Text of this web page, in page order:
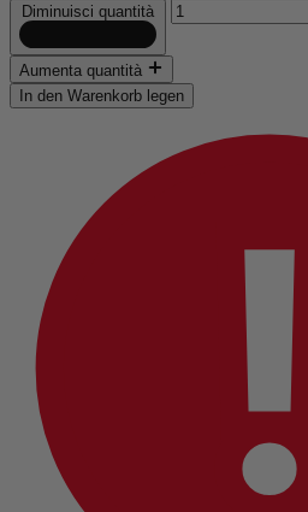
Diminuisci quantità
Aumenta quantità
In den Warenkorb legen